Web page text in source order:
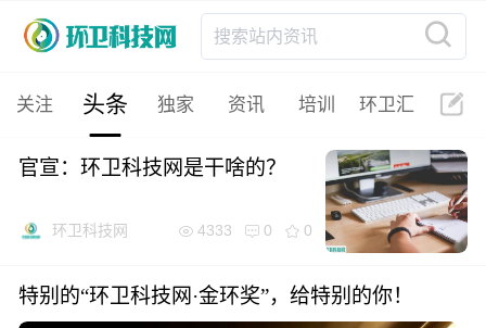
搜索站内资讯
关注 头条 独家 资讯 培训 环卫汇
官宣：环卫科技网是干啥的？
环卫科技网 4333 0 0
特别的“环卫科技网·金环奖”，给特别的你！